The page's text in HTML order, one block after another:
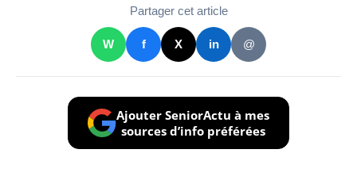
Partager cet article
W f X in @
Ajouter SeniorActu à mes
sources d’info préférées